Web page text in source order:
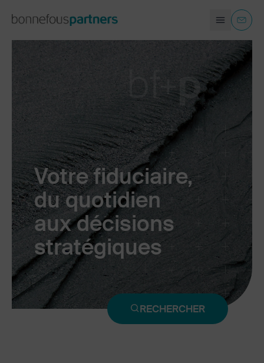
ENTREPRISES ET ORGANISATIONS
PARTICULIERS
A PROPOS
FAQ
FR CONTACT
Votre fiduciaire,
du quotidien
aux décisions
stratégiques
RECHERCHER